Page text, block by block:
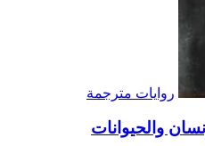
روايات مترجمة
والحيوانات